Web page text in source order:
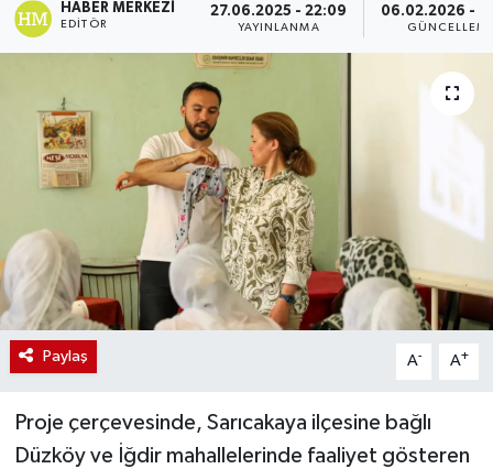
HABER MERKEZI
EDITÖR
27.06.2025 - 22:09
YAYINLANMA
06.02.2026 -
Paylaş A- A+
Proje çerçevesinde, Sarıcakaya ilçesine bağlı
Düzköy ve İğdir mahallelerinde faaliyet gösteren